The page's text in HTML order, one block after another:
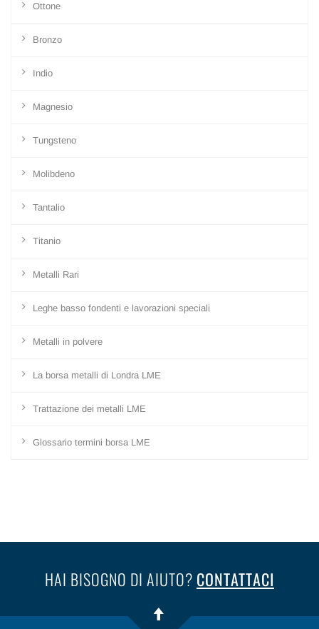
Ottone
Bronzo
Indio
Magnesio
Tungsteno
Molibdeno
Tantalio
Titanio
Metalli Rari
Leghe basso fondenti e lavorazioni speciali
Metalli in polvere
La borsa metalli di Londra LME
Trattazione dei metalli LME
Glossario termini borsa LME
HAI BISOGNO DI AIUTO? CONTATTACI